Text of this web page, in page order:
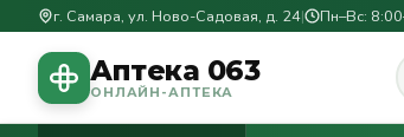
г. Самара, ул. Ново-Садовая, д. 24| Пн–Вс:
Аптека 063
ОНЛАЙН-АПТЕКА